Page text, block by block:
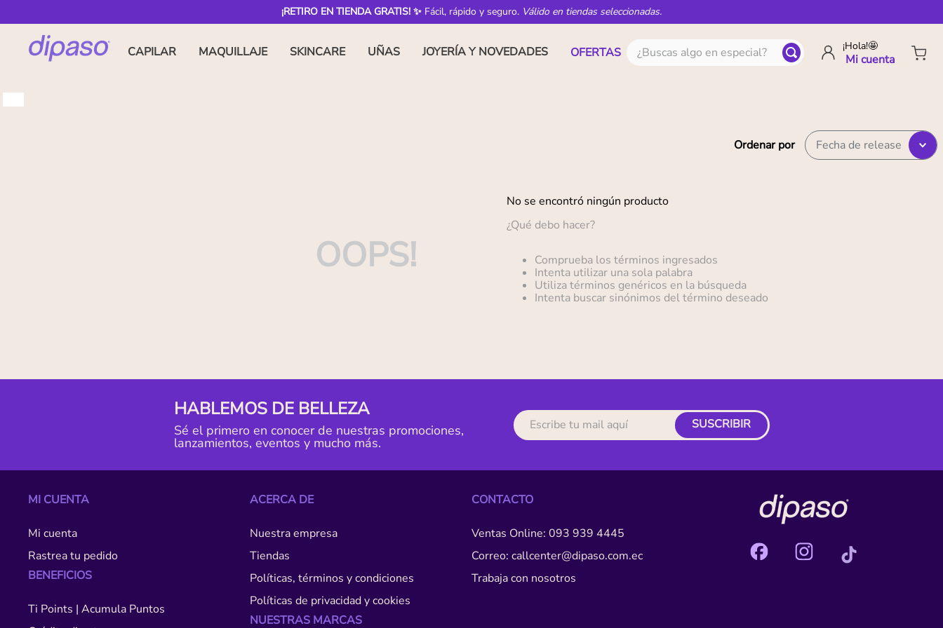
¡RETIRO EN TIENDA GRATIS! ✨ Fácil, rápido y seguro. Válido en tiendas seleccionadas.
CAPILAR MAQUILLAJE SKINCARE UÑAS JOYERÍA Y NOVEDADES OFERTAS ¿Buscas algo en especial? ¡Hola!🤩
Ordenar por Fecha de release
OOPS!
No se encontró ningún producto
¿Qué debo hacer?
Comprueba los términos ingresados
Intenta utilizar una sola palabra
Utiliza términos genéricos en la búsqueda
Intenta buscar sinónimos del término deseado
HABLEMOS DE BELLEZA
Sé el primero en conocer de nuestras promociones,
lanzamientos, eventos y mucho más.
SUSCRIBIR
MI CUENTA
Mi cuenta
Rastrea tu pedido
BENEFICIOS
Ti Points | Acumula Puntos
ACERCA DE
Nuestra empresa
Tiendas
Políticas, términos y condiciones
Políticas de privacidad y cookies
NUESTRAS MARCAS
CONTACTO
Ventas Online: 093 939 4445
Correo: callcenter@dipaso.com.ec
Trabaja con nosotros